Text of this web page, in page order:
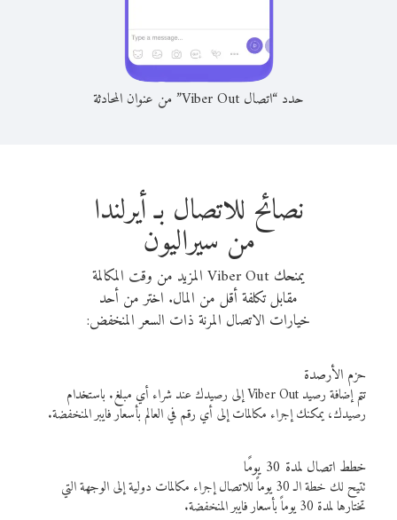
حدد “اتصال Viber Out” من عنوان المحادثة
نصائح للاتصال بـ أيرلندا
من سيراليون
يمنحك Viber Out المزيد من وقت المكالمة
مقابل تكلفة أقل من المال. اختر من أحد
خيارات الاتصال المرنة ذات السعر المنخفض:
حزم الأرصدة
تتم إضافة رصيد Viber Out إلى رصيدك عند شراء أي مبلغ. باستخدام
رصيدك، يمكنك إجراء مكالمات إلى أي رقم في العالم بأسعار فايبر المنخفضة.
خطط اتصال لمدة 30 يومًا
تتيح لك خطة الـ 30 يوماً للاتصال إجراء مكالمات دولية إلى الوجهة التي
تختارها لمدة 30 يوماً بأسعار فايبر المنخفضة.